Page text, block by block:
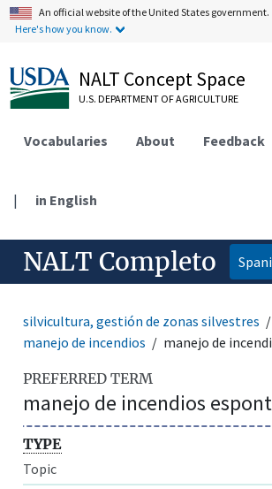
An official website of the United States government.
Here's how you know.
NALT Concept Space
U.S. DEPARTMENT OF AGRICULTURE
Vocabularies About Feedback
| in English
NALT Completo
silvicultura, gestión de zonas silvestres
manejo de incendios
manejo de
PREFERRED TERM
manejo de incendios
TYPE
Topic